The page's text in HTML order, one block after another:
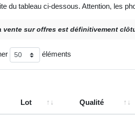
du tableau ci-dessous. Attention, les
vente sur offres est définitivement
éléments
Lot Qualité